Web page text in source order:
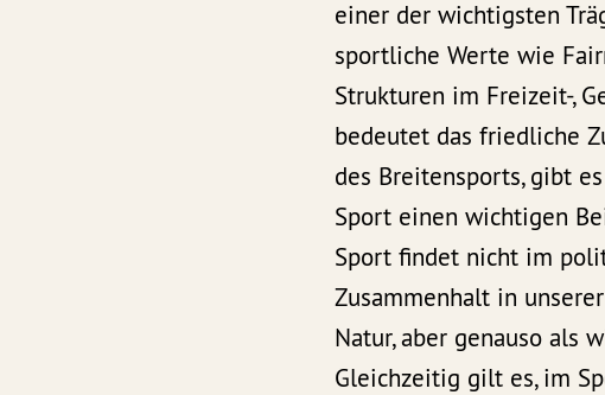
einer der wichtigsten
sportliche Werte wie
Strukturen im Freizeit-,
bedeutet das friedliche
des Breitensports, gibt
Sport einen wichtigen
Sport findet nicht im
Zusammenhalt in
Natur, aber genauso als
Gleichzeitig gilt es, im